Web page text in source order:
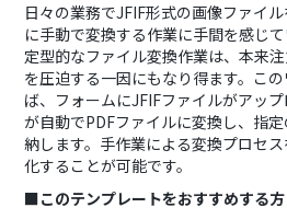
日々の業務でJFIF形式の画像ファイ
に手動で変換する作業に手間を感じ
定型的なファイル変換作業は、本来
を圧迫する一因にもなり得ます。こ
ば、フォームにJFIFファイルがアッ
が自動でPDFファイルに変換し、指
納します。手作業による変換プロセ
化することが可能です。
■このテンプレートをおすすめする方